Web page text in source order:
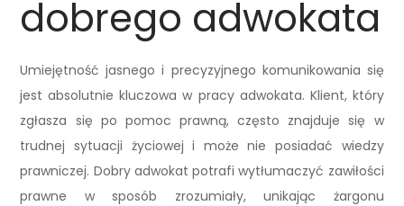
dobrego adwokata
Umiejętność jasnego i precyzyjnego komunikowania się
jest absolutnie kluczowa w pracy adwokata. Klient, który
zgłasza się po pomoc prawną, często znajduje się w
trudnej sytuacji życiowej i może nie posiadać wiedzy
prawniczej. Dobry adwokat potrafi wytłumaczyć zawiłości
prawne w sposób zrozumiały, unikając żargonu